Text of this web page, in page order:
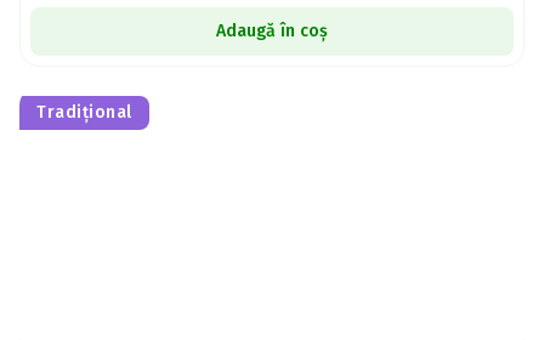
Adaugă în coș
Tradițional